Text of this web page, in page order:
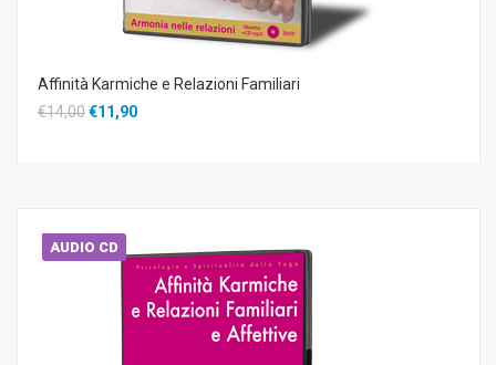
Affinità Karmiche e Relazioni Familiari
€14,00€11,90
AUDIO CD